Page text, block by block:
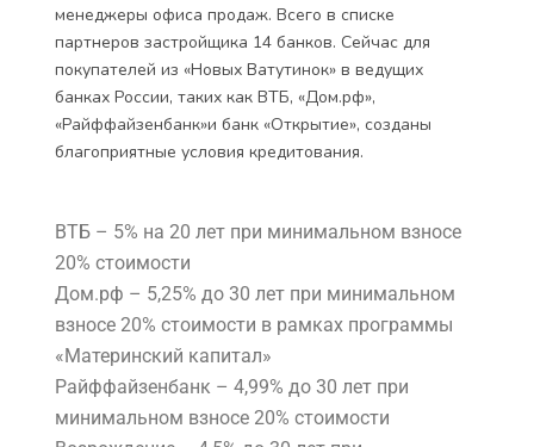
менеджеры офиса продаж. Всего в списке
партнеров застройщика 14 банков. Сейчас для
покупателей из «Новых Ватутинок» в ведущих
банках России, таких как ВТБ, «Дом.рф»,
«Райффайзенбанк»и банк «Открытие», созданы
благоприятные условия кредитования.
ВТБ – 5% на 20 лет при минимальном взносе
20% стоимости
Дом.рф – 5,25% до 30 лет при минимальном
взносе 20% стоимости в рамках программы
«Материнский капитал»
Райффайзенбанк – 4,99% до 30 лет при
минимальном взносе 20% стоимости